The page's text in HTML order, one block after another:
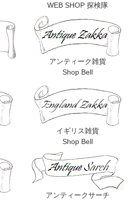
WEB SHOP 探検隊
アンティーク雑貨
Shop Bell
イギリス雑貨
Shop Bell
アンティークサーチ